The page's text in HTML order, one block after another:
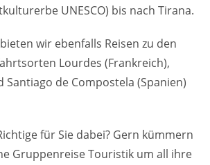
UNESCO) bis nach Tirana.
wir ebenfalls Reisen zu den
Lourdes (Frankreich),
Santiago de Compostela (Spanien)
für Sie dabei? Gern kümmern
Gruppenreise Touristik um all ihre